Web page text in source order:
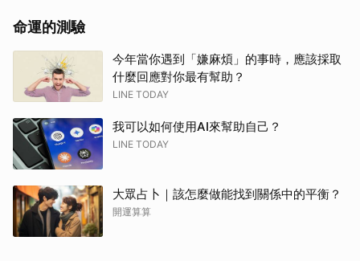
命運的測驗
今年當你遇到「嫌麻煩」的事時，應該採取
什麼回應對你最有幫助？
LINE TODAY
我可以如何使用AI來幫助自己？
LINE TODAY
大眾占卜｜該怎麼做能找到關係中的平衡？
開運算算